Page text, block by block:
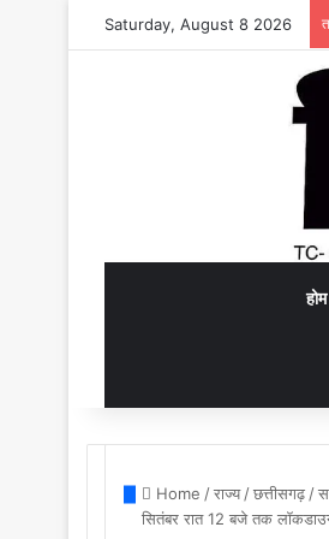
Saturday, August 8 2026
होम
Home /राज्य/छत्तीसगढ़/
सितंबर रात 12 बजे तक